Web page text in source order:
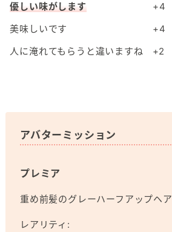
優しい味がします
+4
美味しいです
+4
人に淹れてもらうと違いますね
+2
アバターミッション
プレミア
重め前髪のグレーハーフアップヘア
レアリティ: